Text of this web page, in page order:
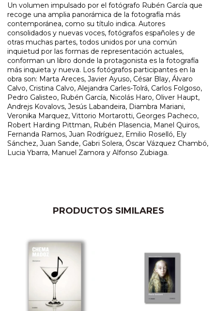
Un volumen impulsado por el fotógrafo Rubén García que
recoge una amplia panorámica de la fotografía más
contemporánea, como su título indica. Autores
consolidados y nuevas voces, fotógrafos españoles y de
otras muchas partes, todos unidos por una común
inquietud por las formas de representación actuales,
conforman un libro donde la protagonista es la fotografía
más inquieta y nueva. Los fotógrafos participantes en la
obra son: Marta Areces, Javier Ayuso, César Blay, Álvaro
Calvo, Cristina Calvo, Alejandra Carles-Tolrá, Carlos Folgoso,
Pedro Galisteo, Rubén García, Nicolás Haro, Oliver Haupt,
Andrejs Kovalovs, Jesús Labandeira, Diambra Mariani,
Veronika Marquez, Vittorio Mortarotti, Georges Pacheco,
Robert Harding Pittman, Rubén Plasencia, Manel Quiros,
Fernanda Ramos, Juan Rodríguez, Emilio Roselló, Ely
Sánchez, Juan Sande, Gabri Solera, Óscar Vázquez Chambó,
Lucia Ybarra, Manuel Zamora y Alfonso Zubiaga.
PRODUCTOS SIMILARES